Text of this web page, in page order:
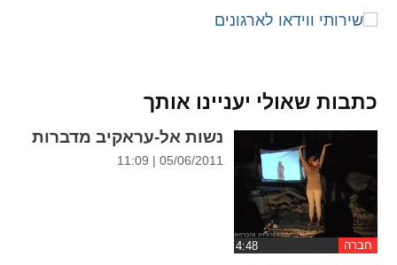
format_underlined
cached
כל
ההגדרות
flag
השארת
משוב
כתבות שאולי יעניינו אותך
חברה
נשות אל-עראקיב מדברות
05/06/2011 | 11:09